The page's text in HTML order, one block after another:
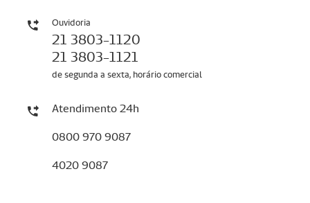
Ouvidoria
21 3803-1120
21 3803-1121
de segunda a sexta, horário comercial
Atendimento 24h
0800 970 9087
4020 9087